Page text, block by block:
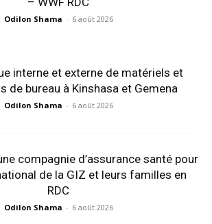
Odilon Shama - 6 août 2026
interne et externe de matériels et
de bureau à Kinshasa et Gemena
Odilon Shama - 6 août 2026
compagnie d’assurance santé pour
de la GIZ et leurs familles en
RDC
Odilon Shama - 6 août 2026